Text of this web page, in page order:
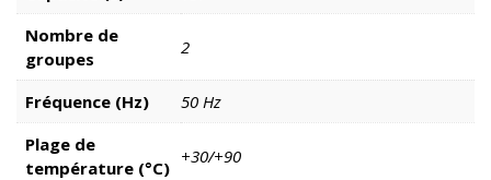
Nombre de
groupes
2
Fréquence (Hz)
50 Hz
Plage de
température (°C)
+30/+90